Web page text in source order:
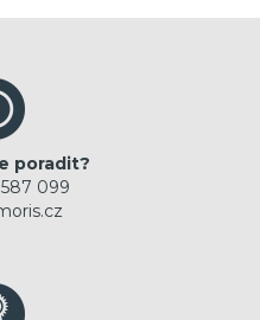
poradit?
099